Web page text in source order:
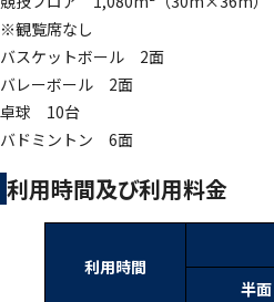
※観覧席なし
バスケットボール 2面
バレーボール 2面
卓球 10台
バドミントン 6面
利用時間及び利用料金
利用時間
半面